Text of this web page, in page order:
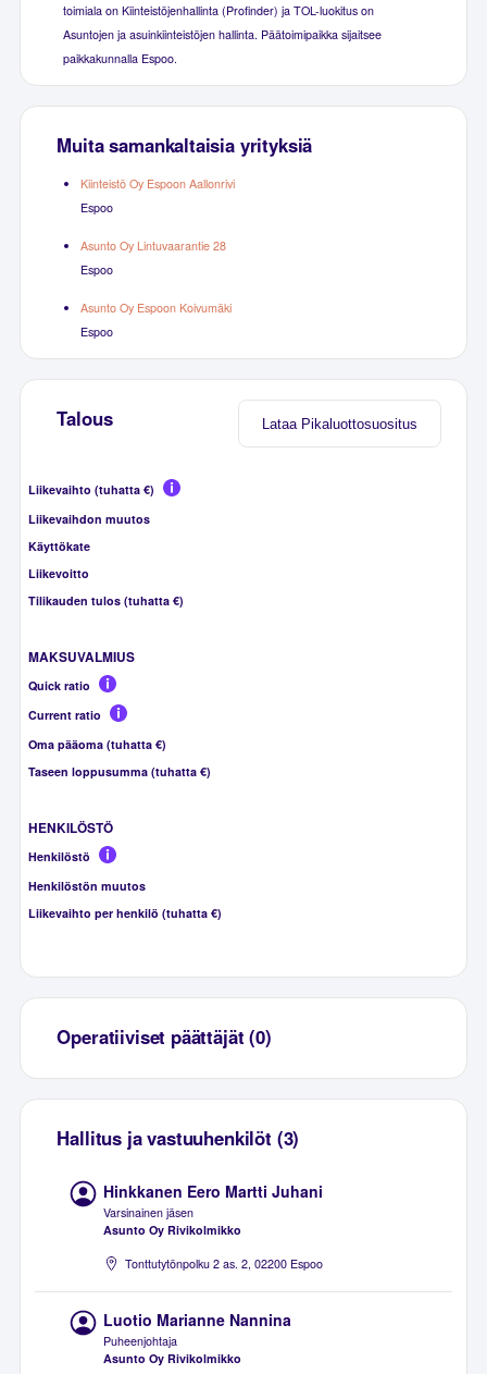
toimiala on Kiinteistöjenhallinta (Profinder) ja TOL-luokitus on
Asuntojen ja asuinkiinteistöjen hallinta. Päätoimipaikka sijaitsee
paikkakunnalla Espoo.
Muita samankaltaisia yrityksiä
Kiinteistö Oy Espoon Aallonrivi
Espoo
Asunto Oy Lintuvaarantie 28
Espoo
Asunto Oy Espoon Koivumäki
Espoo
Lataa Pikaluottosuositus
Talous
Liikevaihto (tuhatta €)
Liikevaihdon muutos
Käyttökate
Liikevoitto
Tilikauden tulos (tuhatta €)
MAKSUVALMIUS
Quick ratio
Current ratio
Oma pääoma (tuhatta €)
Taseen loppusumma (tuhatta €)
HENKILÖSTÖ
Henkilöstö
Henkilöstön muutos
Liikevaihto per henkilö (tuhatta €)
Operatiiviset päättäjät (0)
Hallitus ja vastuuhenkilöt (3)
Hinkkanen Eero Martti Juhani
Varsinainen jäsen
Asunto Oy Rivikolmikko
Tonttutytönpolku 2 as. 2, 02200 Espoo
Luotio Marianne Nannina
Puheenjohtaja
Asunto Oy Rivikolmikko